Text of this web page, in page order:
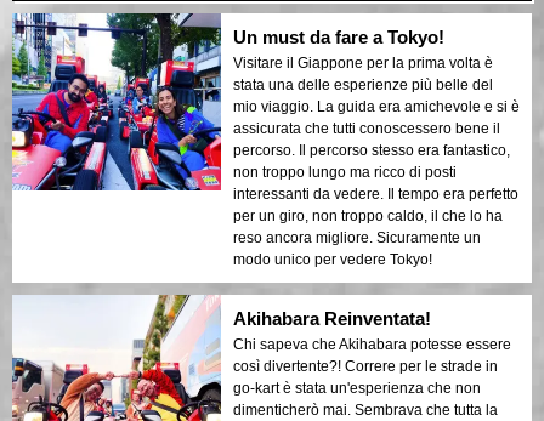
Un must da fare a Tokyo!
Visitare il Giappone per la prima volta è
stata una delle esperienze più belle del
mio viaggio. La guida era amichevole e si è
assicurata che tutti conoscessero bene il
percorso. Il percorso stesso era fantastico,
non troppo lungo ma ricco di posti
interessanti da vedere. Il tempo era perfetto
per un giro, non troppo caldo, il che lo ha
reso ancora migliore. Sicuramente un
modo unico per vedere Tokyo!
Akihabara Reinventata!
Chi sapeva che Akihabara potesse essere
così divertente?! Correre per le strade in
go-kart è stata un'esperienza che non
dimenticherò mai. Sembrava che tutta la